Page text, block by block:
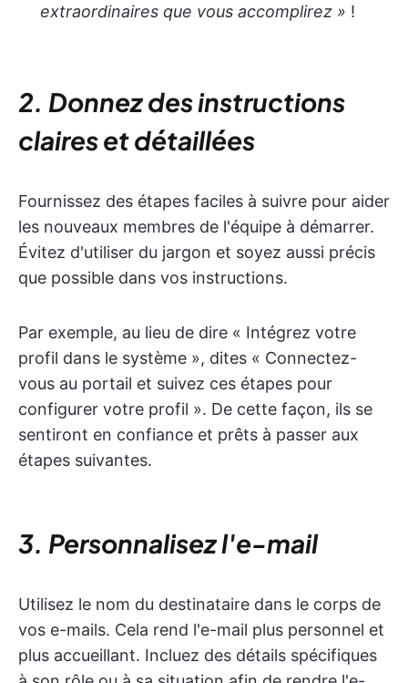
extraordinaires que vous accomplirez » !
2. Donnez des instructions
claires et détaillées
Fournissez des étapes faciles à suivre pour aider
les nouveaux membres de l'équipe à démarrer.
Évitez d'utiliser du jargon et soyez aussi précis
que possible dans vos instructions.
Par exemple, au lieu de dire « Intégrez votre
profil dans le système », dites « Connectez-
vous au portail et suivez ces étapes pour
configurer votre profil ». De cette façon, ils se
sentiront en confiance et prêts à passer aux
étapes suivantes.
3. Personnalisez l'e-mail
Utilisez le nom du destinataire dans le corps de
vos e-mails. Cela rend l'e-mail plus personnel et
plus accueillant. Incluez des détails spécifiques